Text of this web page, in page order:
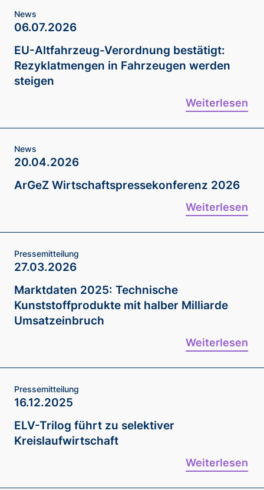
News
06.07.2026
EU-Altfahrzeug-Verordnung bestätigt:
Rezyklatmengen in Fahrzeugen werden
steigen
Weiterlesen
News
20.04.2026
ArGeZ Wirtschaftspressekonferenz 2026
Weiterlesen
Pressemitteilung
27.03.2026
Marktdaten 2025: Technische
Kunststoffprodukte mit halber Milliarde
Umsatzeinbruch
Weiterlesen
Pressemitteilung
16.12.2025
ELV-Trilog führt zu selektiver
Kreislaufwirtschaft
Weiterlesen